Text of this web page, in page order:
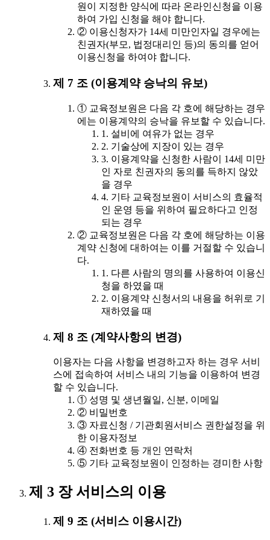
원이 지정한 양식에 따라 온라인신청을 이용
하여 가입 신청을 해야 합니다.
② 이용신청자가 14세 미만인자일 경우에는
친권자(부모, 법정대리인 등)의 동의를 얻어
이용신청을 하여야 합니다.
제 7 조 (이용계약 승낙의 유보)
① 교육정보원은 다음 각 호에 해당하는 경우
에는 이용계약의 승낙을 유보할 수 있습니다.
1. 설비에 여유가 없는 경우
2. 기술상에 지장이 있는 경우
3. 이용계약을 신청한 사람이 14세 미만
인 자로 친권자의 동의를 득하지 않았
을 경우
4. 기타 교육정보원이 서비스의 효율적
인 운영 등을 위하여 필요하다고 인정
되는 경우
② 교육정보원은 다음 각 호에 해당하는 이용
계약 신청에 대하여는 이를 거절할 수 있습니
다.
1. 다른 사람의 명의를 사용하여 이용신
청을 하였을 때
2. 이용계약 신청서의 내용을 허위로 기
재하였을 때
제 8 조 (계약사항의 변경)
이용자는 다음 사항을 변경하고자 하는 경우 서비
스에 접속하여 서비스 내의 기능을 이용하여 변경
할 수 있습니다.
① 성명 및 생년월일, 신분, 이메일
② 비밀번호
③ 자료신청 / 기관회원서비스 권한설정을 위
한 이용자정보
④ 전화번호 등 개인 연락처
⑤ 기타 교육정보원이 인정하는 경미한 사항
제 3 장 서비스의 이용
제 9 조 (서비스 이용시간)